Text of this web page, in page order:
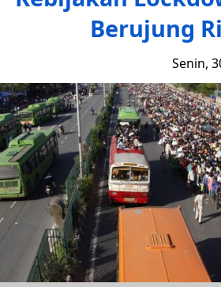
Berujung
Senin,